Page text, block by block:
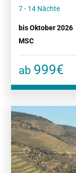
7 - 14 Nächte
bis Oktober 2026
MSC
ab 999€